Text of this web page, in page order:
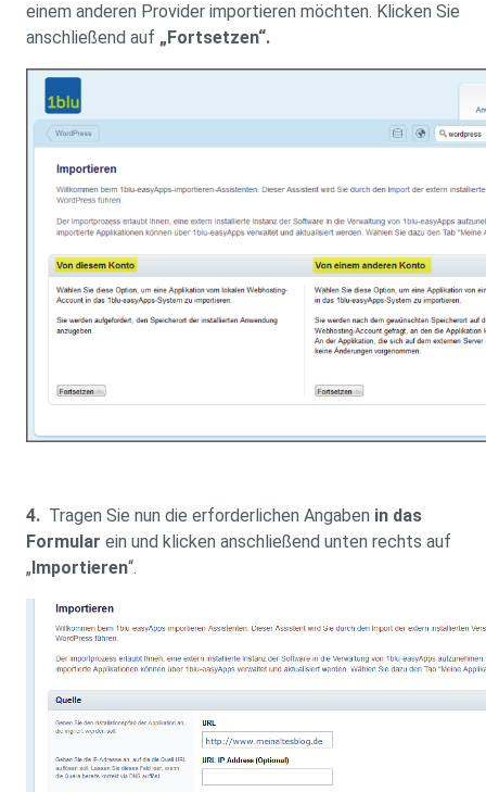
einem anderen Provider importieren möchten. Klicken Sie
anschließend auf „Fortsetzen“.
4. Tragen Sie nun die erforderlichen Angaben in das
Formular ein und klicken anschließend unten rechts auf
„Importieren“.